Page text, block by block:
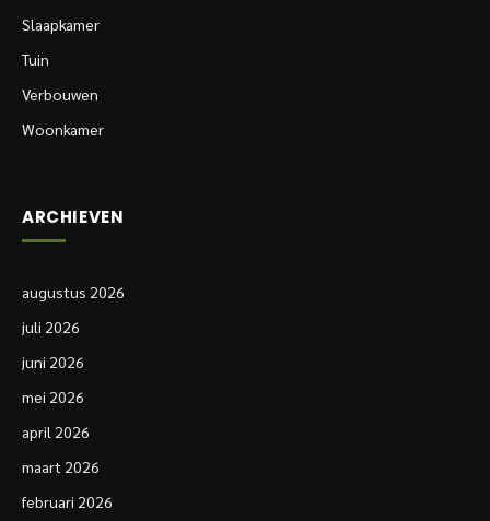
Slaapkamer
Tuin
Verbouwen
Woonkamer
ARCHIEVEN
augustus 2026
juli 2026
juni 2026
mei 2026
april 2026
maart 2026
februari 2026